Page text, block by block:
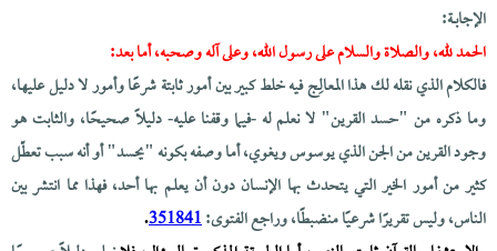
الإجابــة:
الحمد لله، والصلاة والسلام على رسول الله، وعلى آله وصحبه، أما بعد:
فالكلام الذي نقله لك هذا المعالِج فيه خلط كبير بين أمور ثابتة شرعًا وأمور لا دليل عليها،
وما ذكره من "حسد القرين" لا نعلم له -فيما وقفنا عليه- دليلًا صحيحًا، والثابت هو
وجود القرين من الجن الذي يوسوس ويغوي، أما وصفه بكونه "يحسد" أو أنه سبب تعطّل
كثير من أمور الخير التي يتحدث بها الإنسان دون أن يعلم بها أحد، فهذا مما انتشر بين
الناس، وليس تقريرًا شرعيًا منضبطًا، وراجع الفتوى:351841
.